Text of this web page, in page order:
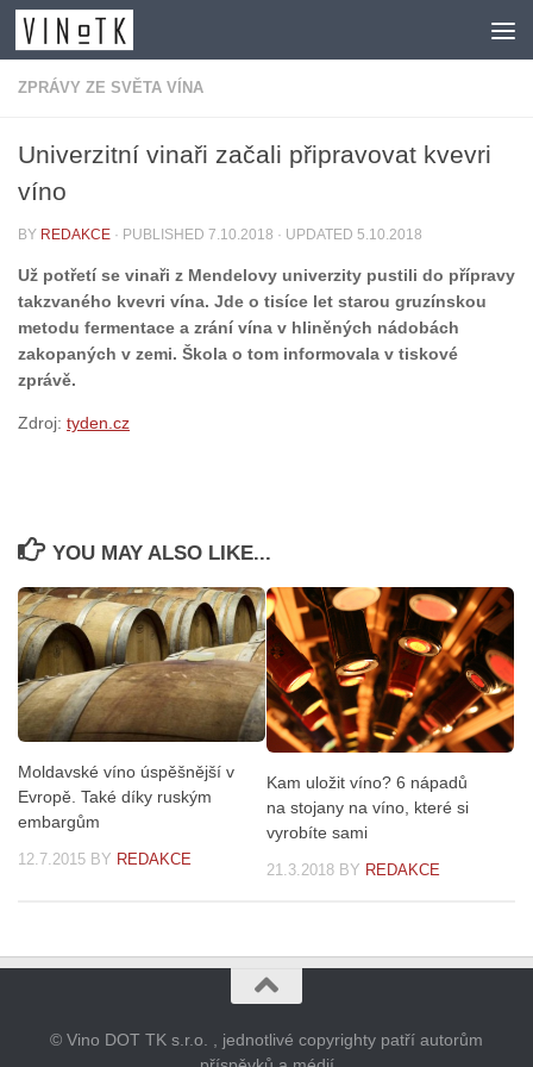
Skip to content
ZPRÁVY ZE SVĚTA VÍNA
Univerzitní vinaři začali připravovat kvevri
víno
BY REDAKCE · PUBLISHED 7.10.2018 · UPDATED 5.10.2018
Už potřetí se vinaři z Mendelovy univerzity pustili do přípravy
takzvaného kvevri vína. Jde o tisíce let starou gruzínskou
metodu fermentace a zrání vína v hliněných nádobách
zakopaných v zemi. Škola o tom informovala v tiskové
zprávě.
Zdroj: tyden.cz
YOU MAY ALSO LIKE...
Moldavské víno úspěšnější v
Evropě. Také díky ruským
embargům
12.7.2015 BY REDAKCE
Kam uložit víno? 6 nápadů
na stojany na víno, které si
vyrobíte sami
21.3.2018 BY REDAKCE
© Vino DOT TK s.r.o. , jednotlivé copyrighty patří autorům